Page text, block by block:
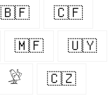
🇧🇫 🇨🇫
🇲🇫 🇺🇾
𓅶 🇨🇿